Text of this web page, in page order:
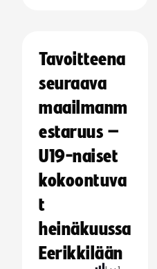
Tavoitteena
seuraava
maailmanm
estaruus –
U19-naiset
kokoontuva
t
heinäkuussa
Eerikkilään